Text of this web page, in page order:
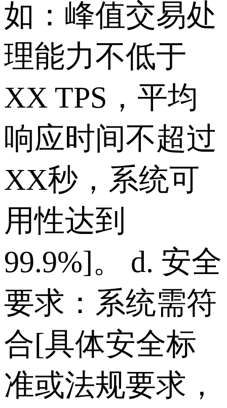
如：峰值交易处
理能力不低于
XX TPS，平均
响应时间不超过
XX秒，系统可
用性达到
99.9%]。 d. 安全
要求：系统需符
合[具体安全标
准或法规要求，